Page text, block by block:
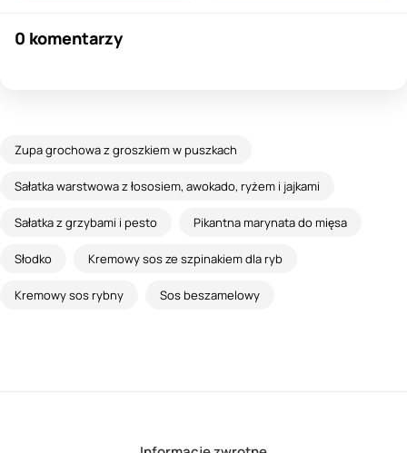
0 komentarzy
Zupa grochowa z groszkiem w puszkach
Sałatka warstwowa z łososiem, awokado, ryżem i jajkami
Sałatka z grzybami i pesto Pikantna marynata do mięsa
Słodko Kremowy sos ze szpinakiem dla ryb
Kremowy sos rybny Sos beszamelowy